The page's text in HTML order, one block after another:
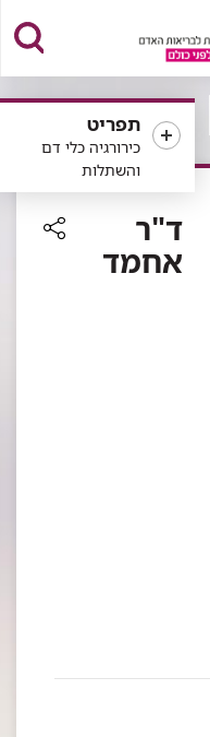
תפריט
כירורגיה כלי דם
והשתלות
ד"ר
אחמד